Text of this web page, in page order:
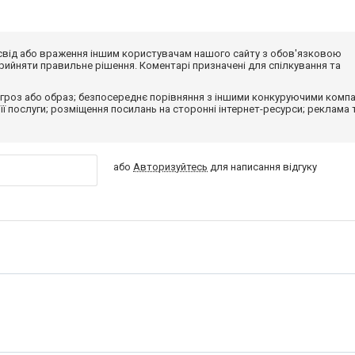
або враження іншим користувачам нашого сайту з обов'язковою
правильне рішення. Коментарі призначені для спілкування та
або образ; безпосереднє порівняння з іншими конкуруючими
послуги; розміщення посилань на сторонні інтернет-ресурси; реклама
або Авторизуйтесь для написання відгуку